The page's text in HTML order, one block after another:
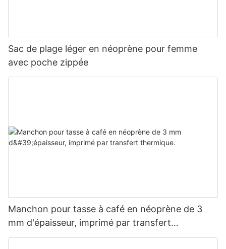
Sac de plage léger en néoprène pour femme
avec poche zippée
Manchon pour tasse à café en néoprène de 3
mm d'épaisseur, imprimé par transfert
thermique.